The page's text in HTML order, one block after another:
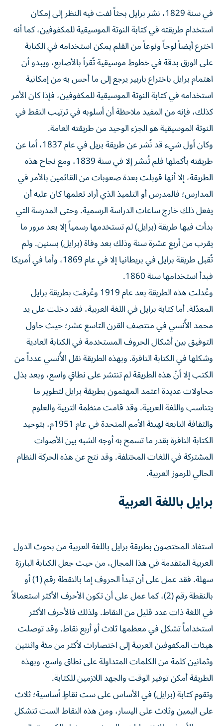
في سنة 1829، نشر برايل بحثاً لفت فيه النظر إلى إمكان
استخدام طريقته في كتابة النوتة الموسيقية للمكفوفين، كما أنه
اخترع أيضاً لوحاً ونوعاً من القلم يمكن استخدامه في الكتابة
على الورق بدقة في خطوط موسيقية تُقرأ بالأصابع، ويبدو أن
اهتمام برايل باختراع باربير يرجع إلى ما أحس به من إمكانية
استخدامه في كتابة النوتة الموسيقية للمكفوفين، فإذا كان الأمر
كذلك، فإنه من المفيد ملاحظة أن أسلوبه في ترتيب النقط في
النوتة الموسيقية هو الجزء الوحيد من طريقته العامة.
وكان أول شيء قد نُشر عن طريقة بريل في عام 1837، أما عن
طريقته بأكملها فلم تُنشر إلا في سنة 1839، ومع نجاح هذه
الطريقة، إلا أنها قوبلت بعدة صعوبات من القائمين بالأمر في
المدارس؛ فالمدرس أو التلميذ الذي أراد تعلمها كان عليه أن
يفعل ذلك خارج ساعات الدراسة الرسمية. وحتى المدرسة التي
بدأت فيها طريقة (برايل) لم تستخدمها رسمياً إلا بعد مرور ما
يقرب من أربع عشرة سنة وذلك بعد وفاة (برايل) بسنين. ولم
تُقبل طريقة برايل في بريطانيا إلا في عام 1869، وأما في أمريكا
فبدأ استخدامها سنة 1860.
وعُدلت هذه الطريقة بعد عام 1919 وعُرفت بطريقة برايل
المعدّلة. أما كتابة برايل في اللغة العربية، فقد دخلت على يد
محمد الأُنسي في منتصف القرن التاسع عشر؛ حيث حاول
التوفيق بين أشكال الحروف المستخدمة في الكتابة العادية
وشكلها في الكتابة النافرة. وبهذه الطريقة نقل الأُنسي عدداً من
الكتب إلا أنّ هذه الطريقة لم تنتشر على نطاقٍ واسع، وبعد بذل
محاولات عديدة اعتمد المهتمون بطريقة برايل لتطوير ما
يتناسب واللغة العربية. وقد قامت منظمة التربية والعلوم
والثقافة التابعة لهيئة الأمم المتحدة في عام 1951م، بتوحيد
الكتابة النافرة بقدر ما تسمح به أوجه الشبه بين الأصوات
المشتركة في اللغات المختلفة. وقد نتج عن هذه الحركة النظام
الحالي للرموز العربية.
برايل باللغة العربية
استفاد المختصون بطريقة برايل باللغة العربية من بحوث الدول
العربية المتقدمة في هذا المجال، من حيث جعل الكتابة البارزة
سهلة. فقد عمل على أن تبدأ الحروف إما بالنقطة رقم (1) أو
بالنقطة رقم (2)، كما عمل على أن تكون الأحرف الأكثر استعمالاً
في اللغة ذات عدد قليل من النقاط. ولذلك فالأحرف الأكثر
استخداماً تشكل في معظمها ثلاث أو أربع نقاط. وقد توصلت
هيئات المكفوفين العربية إلى اختصارات لأكثر من مئة واثنتين
وثمانين كلمة من الكلمات المتداولة على نطاق واسع، وبهذه
الطريقة أمكن توفير الوقت والجهد اللازمين للكتابة.
وتقوم كتابة (برايل) في الأساس على ست نقاطٍ أساسية؛ ثلاث
على اليمين وثلاث على اليسار، ومن هذه النقاط الست تتشكل